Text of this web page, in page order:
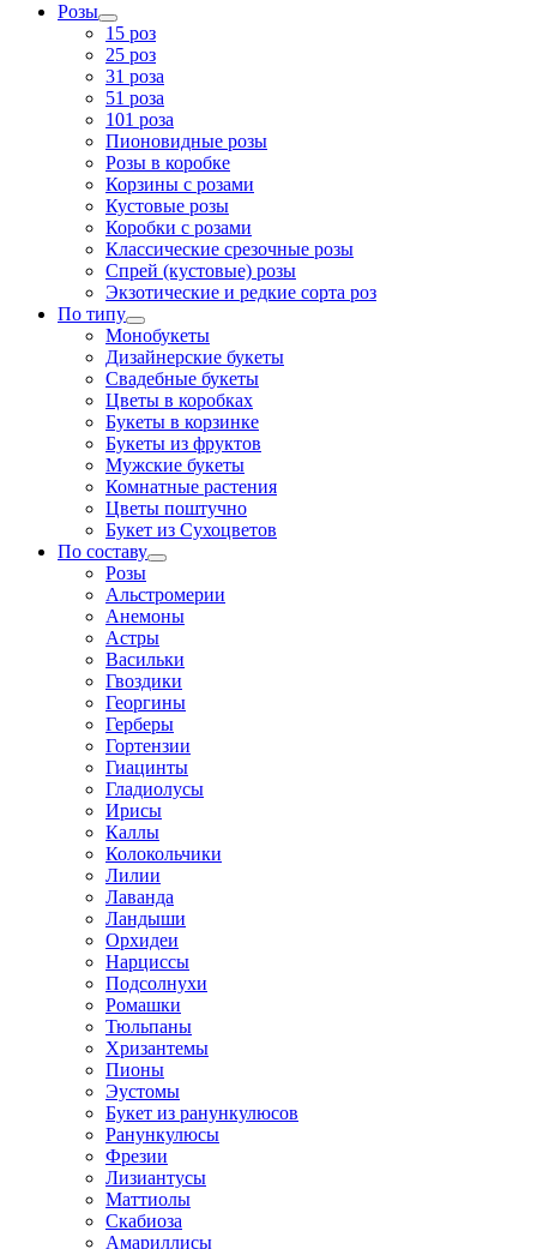
Розы
15 роз
25 роз
31 роза
51 роза
101 роза
Пионовидные розы
Розы в коробке
Корзины с розами
Кустовые розы
Коробки с розами
Классические срезочные розы
Спрей (кустовые) розы
Экзотические и редкие сорта роз
По типу
Монобукеты
Дизайнерские букеты
Свадебные букеты
Цветы в коробках
Букеты в корзинке
Букеты из фруктов
Мужские букеты
Комнатные растения
Цветы поштучно
Букет из Сухоцветов
По составу
Розы
Альстромерии
Анемоны
Астры
Васильки
Гвоздики
Георгины
Герберы
Гортензии
Гиацинты
Гладиолусы
Ирисы
Каллы
Колокольчики
Лилии
Лаванда
Ландыши
Орхидеи
Нарциссы
Подсолнухи
Ромашки
Тюльпаны
Хризантемы
Пионы
Эустомы
Букет из ранункулюсов
Ранункулюсы
Фрезии
Лизиантусы
Маттиолы
Скабиоза
Амариллисы